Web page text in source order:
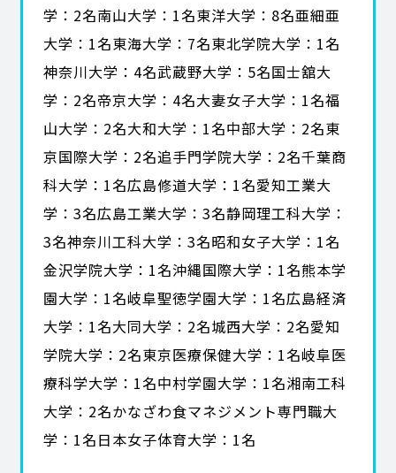
学：2名南山大学：1名東洋大学：8名亜細亜
大学：1名東海大学：7名東北学院大学：1名
神奈川大学：4名武蔵野大学：5名国士舘大
学：2名帝京大学：4名大妻女子大学：1名福
山大学：2名大和大学：1名中部大学：2名東
京国際大学：2名追手門学院大学：2名千葉商
科大学：1名広島修道大学：1名愛知工業大
学：3名広島工業大学：3名静岡理工科大学：
3名神奈川工科大学：3名昭和女子大学：1名
金沢学院大学：1名沖縄国際大学：1名熊本学
園大学：1名岐阜聖徳学園大学：1名広島経済
大学：1名大同大学：2名城西大学：2名愛知
学院大学：2名東京医療保健大学：1名岐阜医
療科学大学：1名中村学園大学：1名湘南工科
大学：2名かなざわ食マネジメント専門職大
学：1名日本女子体育大学：1名